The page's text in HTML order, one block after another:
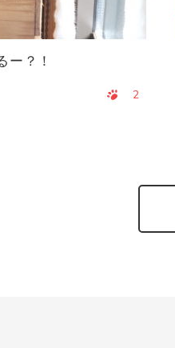
ー？！
2